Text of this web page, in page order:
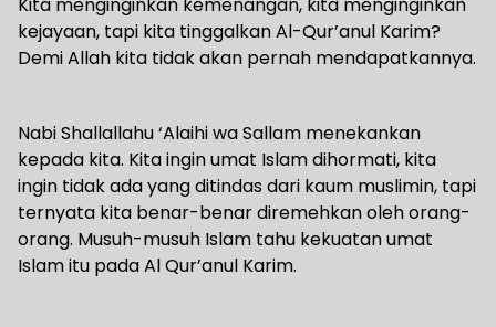
Kita menginginkan kemenangan, kita menginginkan
kejayaan, tapi kita tinggalkan Al-Qur’anul Karim?
Demi Allah kita tidak akan pernah mendapatkannya.
Nabi Shallallahu ‘Alaihi wa Sallam menekankan
kepada kita. Kita ingin umat Islam dihormati, kita
ingin tidak ada yang ditindas dari kaum muslimin, tapi
ternyata kita benar-benar diremehkan oleh orang-
orang. Musuh-musuh Islam tahu kekuatan umat
Islam itu pada Al Qur’anul Karim.